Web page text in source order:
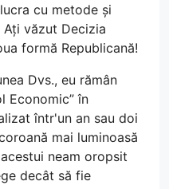
cu metode și
văzut Decizia
formă Republicană!
Dvs., eu rămân
Economic” în
într'un an sau doi
mai luminoasă
neam oropsit
decât să fie